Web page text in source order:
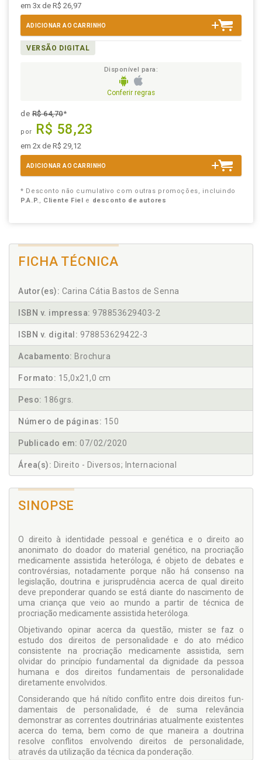
em 3x de R$ 26,97
ADICIONAR AO CARRINHO
VERSÃO DIGITAL
Disponível para:
Conferir regras
deR$ 64,70*
por R$ 58,23
em 2x de R$ 29,12
ADICIONAR AO CARRINHO
* Desconto não cumulativo com outras promoções, incluindo
P.A.P., Cliente Fiel e desconto de autores
FICHA TÉCNICA
Autor(es): Carina Cátia Bastos de Senna
ISBN v. impressa: 978853629403-2
ISBN v. digital: 978853629422-3
Acabamento: Brochura
Formato: 15,0x21,0 cm
Peso: 186grs.
Número de páginas: 150
Publicado em: 07/02/2020
Área(s): Direito - Diversos; Internacional
SINOPSE
O direito à identidade pessoal e genética e o direito ao
anonimato do doador do material genético, na procriação
medicamente assistida heteróloga, é objeto de debates e
controvérsias, notadamente porque não há consenso na
legislação, doutrina e jurisprudência acerca de qual direito
deve preponderar quando se está diante do nascimento de
uma criança que veio ao mundo a partir de técnica de
procriação medicamente assistida heteróloga.
Objetivando opinar acerca da questão, mister se faz o
estudo dos direitos de personalidade e do ato médico
consistente na procriação medicamente assistida, sem
olvidar do princípio fundamental da dignidade da pessoa
humana e dos direitos fundamentais de personalidade
diretamente envolvidos.
Considerando que há nítido conflito entre dois direitos fun­
damentais de personalidade, é de suma relevância
demonstrar as correntes doutrinárias atualmente existentes
acerca do tema, bem como de que maneira a doutrina
resolve con­flitos envolvendo direitos de personalidade,
através da utili­zação da técnica da ponderação.